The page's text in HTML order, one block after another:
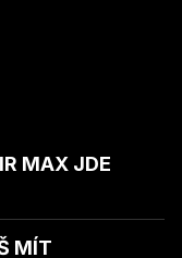
MAX JDE
MÍT